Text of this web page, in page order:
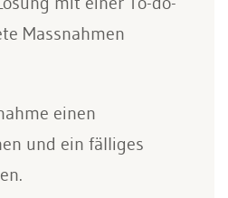
Massnahmen
einen
und ein fälliges